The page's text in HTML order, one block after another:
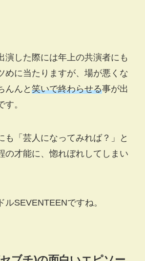
演した際には年上の共演者にも
めに当たりますが、場が悪くな
んんと 笑いで終わらせる事が出
。
も「芸人になってみれば？」と
の才能に、惚れぼれしてしまい
ルSEVENTEENですね。